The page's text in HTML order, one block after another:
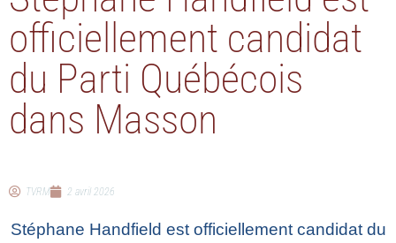
officiellement candidat
du Parti Québécois
dans Masson
TVRM 2 avril 2026
Stéphane Handfield est officiellement candidat du